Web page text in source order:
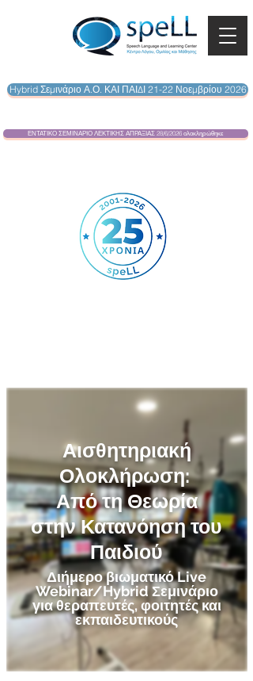
Hybrid Σεμινάριο Α.Ο. ΚΑΙ ΠΑΙΔΙ 21-22 Νοεμβρίου 2026
ΕΝΤΑΤΙΚΟ ΣΕΜΙΝΑΡΙΟ ΛΕΚΤΙΚΗΣ ΑΠΡΑΞΙΑΣ 28/6/2026 ολοκληρώθηκε
Αισθητηριακή
Ολοκλήρωση:
Από τη Θεωρία
στην Κατανόηση του
Παιδιού
Διήμερο βιωματικό Live
Webinar/Hybrid Σεμινάριο
για θεραπευτές, φοιτητές και
εκπαιδευτικούς